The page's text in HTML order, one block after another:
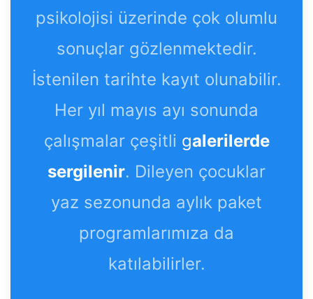
psikolojisi üzerinde çok olumlu
sonuçlar gözlenmektedir.
İstenilen tarihte kayıt olunabilir.
Her yıl mayıs ayı sonunda
çalışmalar çeşitli galerilerde
sergilenir. Dileyen çocuklar
yaz sezonunda aylık paket
programlarımıza da
katılabilirler.